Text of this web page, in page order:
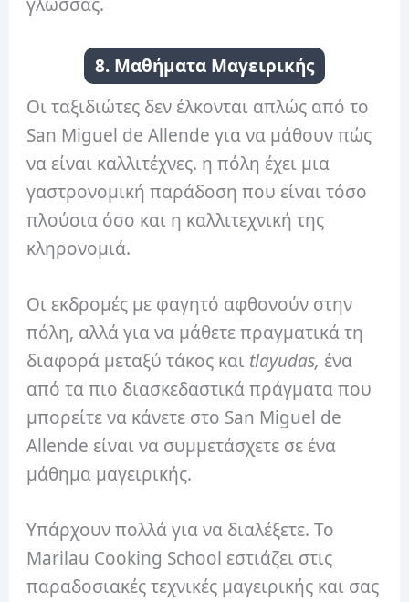
8. Μαθήματα Μαγειρικής
Οι ταξιδιώτες δεν έλκονται απλώς από το
San Miguel de Allende για να μάθουν πώς
να είναι καλλιτέχνες. η πόλη έχει μια
γαστρονομική παράδοση που είναι τόσο
πλούσια όσο και η καλλιτεχνική της
κληρονομιά.
Οι εκδρομές με φαγητό αφθονούν στην
πόλη, αλλά για να μάθετε πραγματικά τη
διαφορά μεταξύ τάκος και tlayudas, ένα
από τα πιο διασκεδαστικά πράγματα που
μπορείτε να κάνετε στο San Miguel de
Allende είναι να συμμετάσχετε σε ένα
μάθημα μαγειρικής.
Υπάρχουν πολλά για να διαλέξετε. Το
Marilau Cooking School εστιάζει στις
παραδοσιακές τεχνικές μαγειρικής και σας